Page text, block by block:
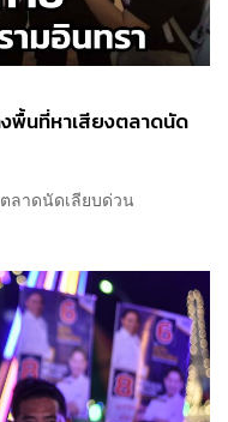
พื้นที่หาเสียงตลาดนัด
ลาดนัดเลียบด่วน